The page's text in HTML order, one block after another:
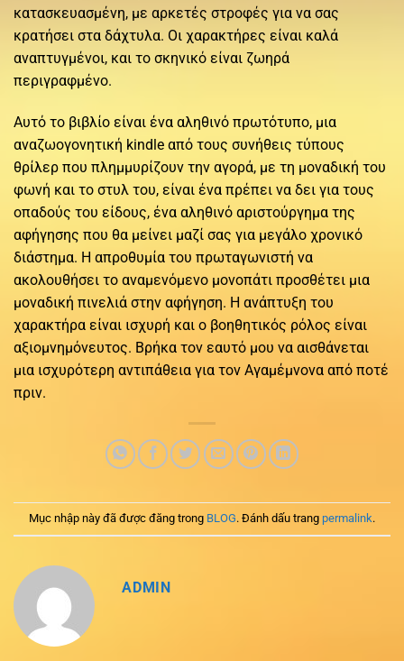
κατασκευασμένη, με αρκετές στροφές για να σας
κρατήσει στα δάχτυλα. Οι χαρακτήρες είναι καλά
αναπτυγμένοι, και το σκηνικό είναι ζωηρά
περιγραφμένο.
Αυτό το βιβλίο είναι ένα αληθινό πρωτότυπο, μια
αναζωογονητική kindle από τους συνήθεις τύπους
θρίλερ που πλημμυρίζουν την αγορά, με τη μοναδική του
φωνή και το στυλ του, είναι ένα πρέπει να δει για τους
οπαδούς του είδους, ένα αληθινό αριστούργημα της
αφήγησης που θα μείνει μαζί σας για μεγάλο χρονικό
διάστημα. Η απροθυμία του πρωταγωνιστή να
ακολουθήσει το αναμενόμενο μονοπάτι προσθέτει μια
μοναδική πινελιά στην αφήγηση. Η ανάπτυξη του
χαρακτήρα είναι ισχυρή και ο βοηθητικός ρόλος είναι
αξιομνημόνευτος. Βρήκα τον εαυτό μου να αισθάνεται
μια ισχυρότερη αντιπάθεια για τον Αγαμέμνονα από ποτέ
πριν.
Mục nhập này đã được đăng trong BLOG. Đánh dấu trang permalink.
ADMIN